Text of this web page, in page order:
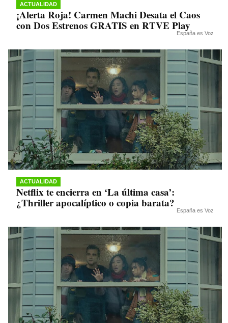
ACTUALIDAD
¡Alerta Roja! Carmen Machi Desata el Caos
con Dos Estrenos GRATIS en RTVE Play
España es Voz
ACTUALIDAD
Netflix te encierra en ‘La última casa’:
¿Thriller apocalíptico o copia barata?
España es Voz